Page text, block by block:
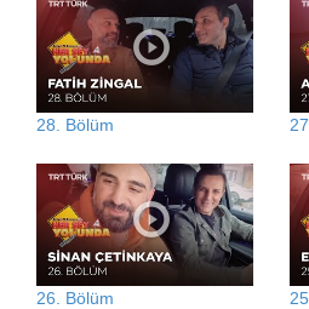
28. Bölüm
26. Bölüm